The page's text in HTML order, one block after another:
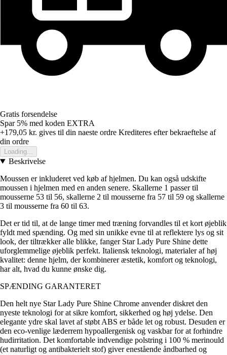
Gratis forsendelse
Spar 5% med koden EXTRA
+179,05 kr. gives til din naeste ordre Krediteres efter bekraeftelse af
din ordre
Loading...
Beskrivelse
Moussen er inkluderet ved køb af hjelmen. Du kan også udskifte
moussen i hjelmen med en anden senere. Skallerne 1 passer til
mousserne 53 til 56, skallerne 2 til mousserne fra 57 til 59 og skallerne
3 til mousserne fra 60 til 63.
Det er tid til, at de lange timer med træning forvandles til et kort øjeblik
fyldt med spænding. Og med sin unikke evne til at reflektere lys og sit
look, der tiltrækker alle blikke, fanger Star Lady Pure Shine dette
uforglemmelige øjeblik perfekt. Italiensk teknologi, materialer af høj
kvalitet: denne hjelm, der kombinerer æstetik, komfort og teknologi,
har alt, hvad du kunne ønske dig.
SPÆNDING GARANTERET
Den helt nye Star Lady Pure Shine Chrome anvender diskret den
nyeste teknologi for at sikre komfort, sikkerhed og høj ydelse. Den
elegante ydre skal lavet af støbt ABS er både let og robust. Desuden er
den eco-venlige læderrem hypoallergenisk og vaskbar for at forhindre
hudirritation. Det komfortable indvendige polstring i 100 % merinould
(et naturligt og antibakterielt stof) giver enestående åndbarhed og